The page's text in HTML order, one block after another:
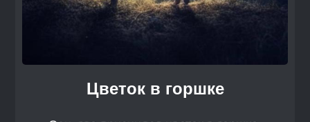
Цветок в горшке